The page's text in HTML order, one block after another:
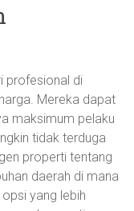
profesional di
Mereka dapat
maksimum pelaku
tidak terduga
properti tentang
daerah di mana
yang lebih